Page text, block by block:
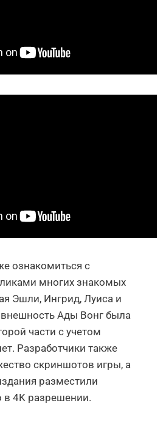
ознакомиться с
многих знакомых
Эшли, Ингрид, Луиса и
Ады Вонг была
части с учетом
Разработчики также
скриншотов игры, а
разместили
4K разрешении.